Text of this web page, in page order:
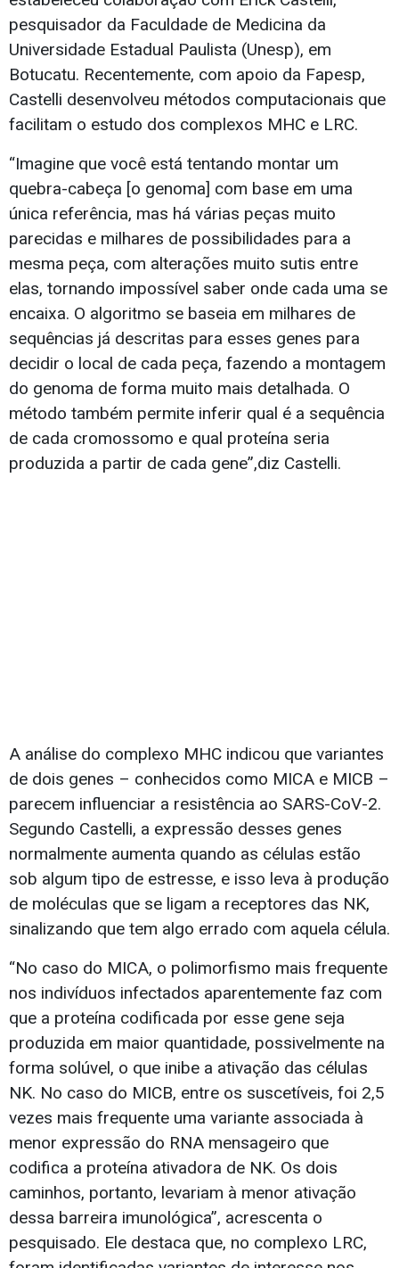
pesquisador da Faculdade de Medicina da
Universidade Estadual Paulista (Unesp), em
Botucatu. Recentemente, com apoio da Fapesp,
Castelli desenvolveu métodos computacionais que
facilitam o estudo dos complexos MHC e LRC.
“Imagine que você está tentando montar um
quebra-cabeça [o genoma] com base em uma
única referência, mas há várias peças muito
parecidas e milhares de possibilidades para a
mesma peça, com alterações muito sutis entre
elas, tornando impossível saber onde cada uma se
encaixa. O algoritmo se baseia em milhares de
sequências já descritas para esses genes para
decidir o local de cada peça, fazendo a montagem
do genoma de forma muito mais detalhada. O
método também permite inferir qual é a sequência
de cada cromossomo e qual proteína seria
produzida a partir de cada gene”,diz Castelli.
A análise do complexo MHC indicou que variantes
de dois genes – conhecidos como MICA e MICB –
parecem influenciar a resistência ao SARS-CoV-2.
Segundo Castelli, a expressão desses genes
normalmente aumenta quando as células estão
sob algum tipo de estresse, e isso leva à produção
de moléculas que se ligam a receptores das NK,
sinalizando que tem algo errado com aquela célula.
“No caso do MICA, o polimorfismo mais frequente
nos indivíduos infectados aparentemente faz com
que a proteína codificada por esse gene seja
produzida em maior quantidade, possivelmente na
forma solúvel, o que inibe a ativação das células
NK. No caso do MICB, entre os suscetíveis, foi 2,5
vezes mais frequente uma variante associada à
menor expressão do RNA mensageiro que
codifica a proteína ativadora de NK. Os dois
caminhos, portanto, levariam à menor ativação
dessa barreira imunológica”, acrescenta o
pesquisado. Ele destaca que, no complexo LRC,